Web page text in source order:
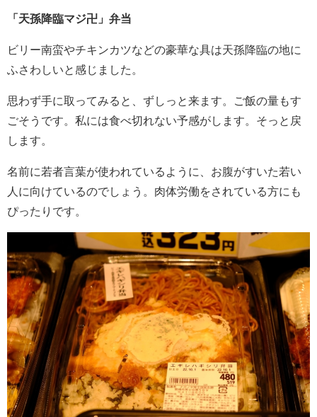
「天孫降臨マジ卍」弁当
ビリー南蛮やチキンカツなどの豪華な具は天孫降臨の地に
ふさわしいと感じました。
思わず手に取ってみると、ずしっと来ます。ご飯の量もす
ごそうです。私には食べ切れない予感がします。そっと戻
します。
名前に若者言葉が使われているように、お腹がすいた若い
人に向けているのでしょう。肉体労働をされている方にも
ぴったりです。